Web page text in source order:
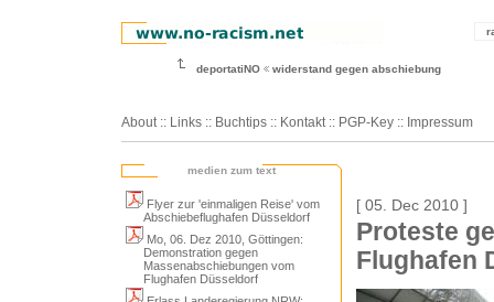
deportatiNO widerstand gegen abschiebung
About :: Links :: Buchtips :: Kontakt :: PGP-Key :: Impressum
medien zum text
Flyer zur 'einmaligen Reise' vom
Abschiebeflughafen Düsseldorf
Mo, 06. Dez 2010, Göttingen:
Demonstration gegen
Massenabschiebungen vom
Flughafen Düsseldorf
[ 05. Dec 2010 ]
Proteste
Flughafen